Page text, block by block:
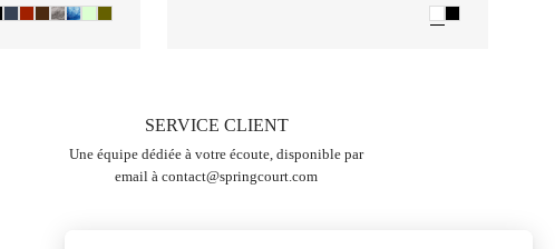
SERVICE CLIENT
Une équipe dédiée à votre écoute, disponible par
email à contact@springcourt.com